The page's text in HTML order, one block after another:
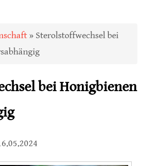
» Sterolstoffwechsel bei
bei Honigbienen